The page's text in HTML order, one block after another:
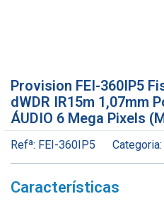
Provision FEI-360IP5
dWDR IR15m 1,07mm
ÁUDIO 6 Mega Pixels
Refª: FEI-360IP5 Categoria:
Características